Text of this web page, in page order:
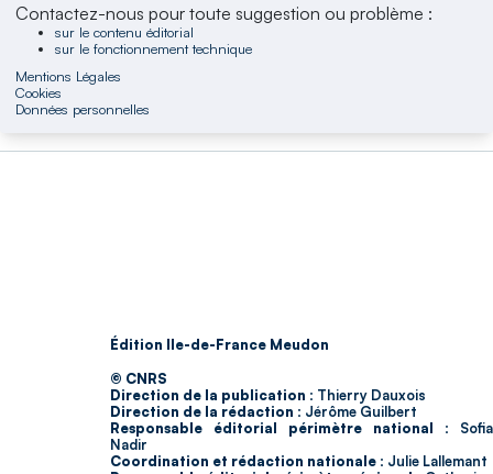
Contactez-nous pour toute suggestion ou problème :
sur le contenu éditorial
sur le fonctionnement technique
Mentions Légales
Cookies
Données personnelles
Édition Ile-de-France Meudon
© CNRS
Direction de la publication : Thierry Dauxois
Direction de la rédaction : Jérôme Guilbert
Responsable éditorial périmètre national : Sofia
Nadir
Coordination et rédaction nationale : Julie Lallemant